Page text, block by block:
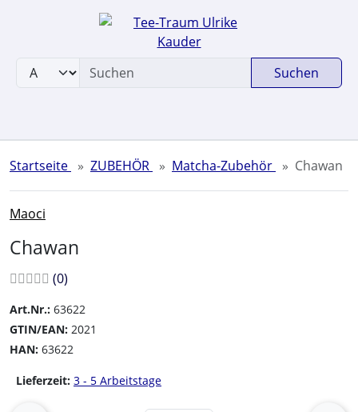
Sprungnavigation
Springe zum Inhalt
Springe zur Navigation
Springe zum Login-Button
Springe zu den allgemeinen Informationen
Suchen
Startseite ZUBEHÖR Matcha-Zubehör Chawan
Maoci
Chawan
Bewertungen:
(0Bewertungen
)
Art.Nr.: 63622
GTIN/EAN: 2021
HAN: 63622
Lieferzeit: 3 - 5 Arbeitstage